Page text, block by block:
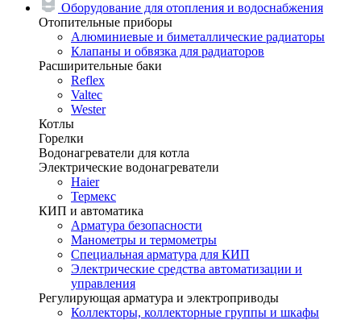
Оборудование для отопления и водоснабжения
Отопительные приборы
Алюминиевые и биметаллические радиаторы
Клапаны и обвязка для радиаторов
Расширительные баки
Reflex
Valtec
Wester
Котлы
Горелки
Водонагреватели для котла
Электрические водонагреватели
Haier
Термекс
КИП и автоматика
Арматура безопасности
Манометры и термометры
Специальная арматура для КИП
Электрические средства автоматизации и
управления
Регулирующая арматура и электроприводы
Коллекторы, коллекторные группы и шкафы